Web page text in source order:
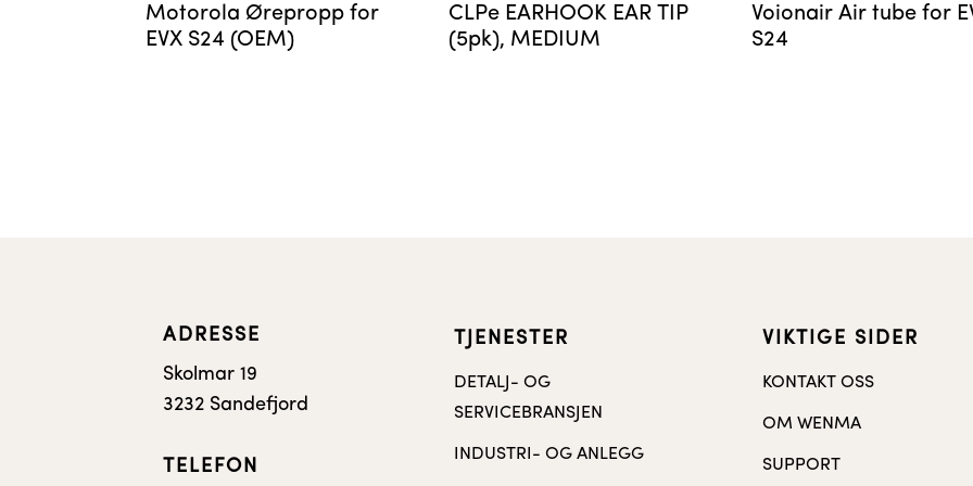
Motorola Ørepropp for
EVX S24 (OEM)
CLPe EARHOOK EAR TIP
(5pk), MEDIUM
Voionair Air tube for
S24
ADRESSE
Skolmar 19
3232 Sandefjord
TELEFON
TJENESTER
DETALJ- OG
SERVICEBRANSJEN
INDUSTRI- OG ANLEGG
VIKTIGE SIDER
KONTAKT OSS
OM WENMA
SUPPORT